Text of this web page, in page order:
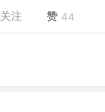
关注 赞 44